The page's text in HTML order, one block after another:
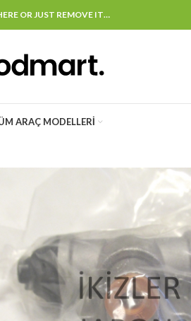
OR JUST REMOVE IT…
ARAÇ MODELLERI